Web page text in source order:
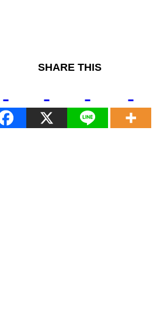
SHARE THIS